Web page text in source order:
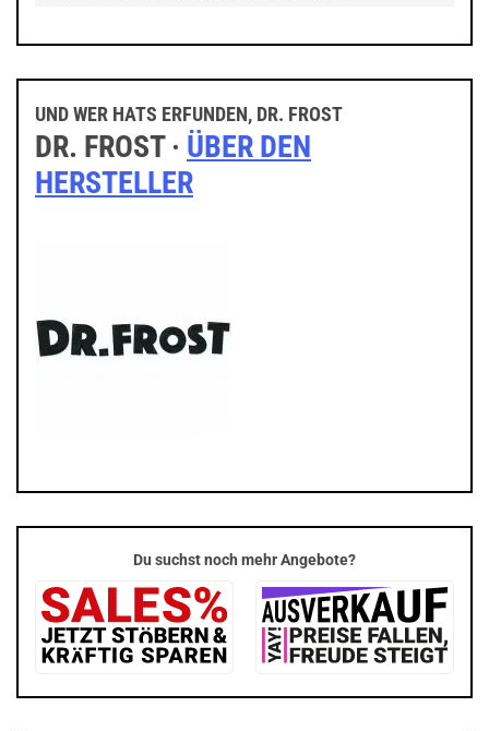
UND WER HATS ERFUNDEN, DR. FROST
DR. FROST · ÜBER DEN
HERSTELLER
Du suchst noch mehr Angebote?